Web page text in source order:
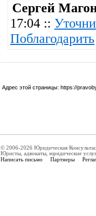
Сергей
17:04 ::
Поблагодарить
Адрес этой страницы: https://
© 2006-2026 Юридическая
Юристы, адвокаты, юридические
Написать письмо Партнеры